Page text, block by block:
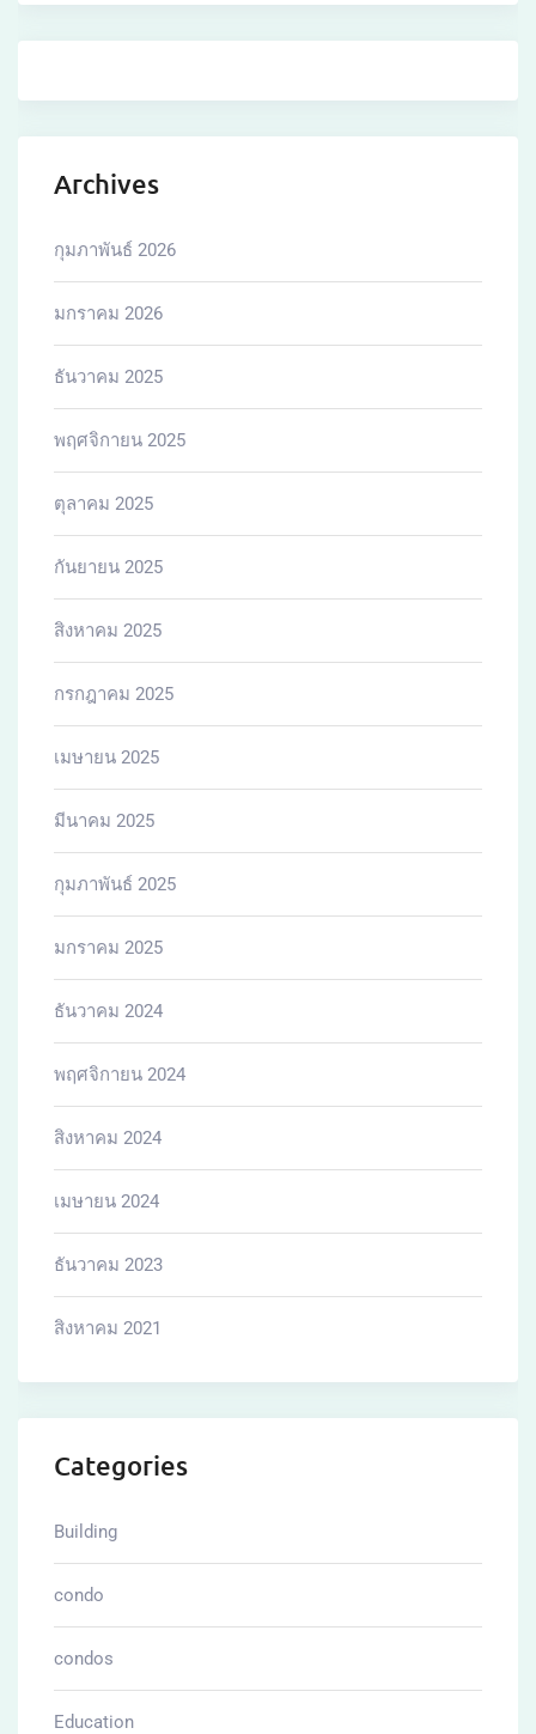
Archives
กุมภาพันธ์ 2026
มกราคม 2026
ธันวาคม 2025
พฤศจิกายน 2025
ตุลาคม 2025
กันยายน 2025
สิงหาคม 2025
กรกฎาคม 2025
เมษายน 2025
มีนาคม 2025
กุมภาพันธ์ 2025
มกราคม 2025
ธันวาคม 2024
พฤศจิกายน 2024
สิงหาคม 2024
เมษายน 2024
ธันวาคม 2023
สิงหาคม 2021
Categories
Building
condo
condos
Education